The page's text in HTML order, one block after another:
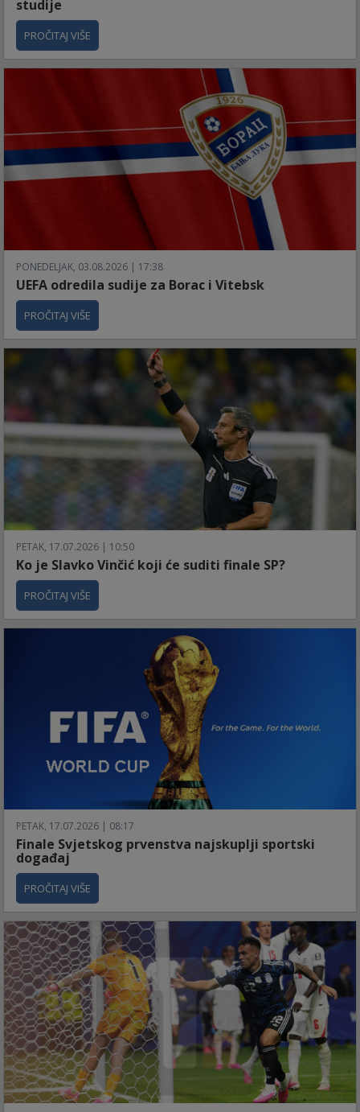
studije
PROČITAJ VIŠE
PONEDELJAK, 03.08.2026 | 17:38
UEFA odredila sudije za Borac i Vitebsk
PROČITAJ VIŠE
PETAK, 17.07.2026 | 10:50
Ko je Slavko Vinčić koji će suditi finale SP?
PROČITAJ VIŠE
PETAK, 17.07.2026 | 08:17
Finale Svjetskog prvenstva najskuplji sportski
događaj
PROČITAJ VIŠE